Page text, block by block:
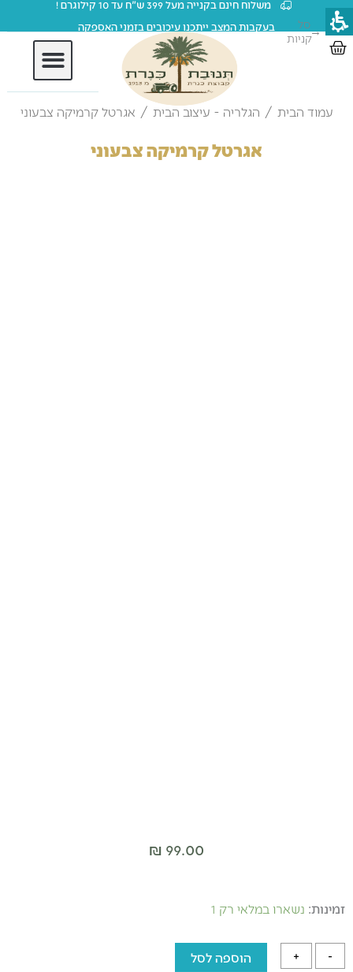
דילוג
לתוכן
משלוח חינם בקנייה מעל 399 ש"ח עד 10 קילוגרם !
בעקבות המצב ייתכנו עיכובים בזמני האספקה
עגלת
סל
→
קניות
עמוד הבית / הגלריה - עיצוב הבית / אגרטל קרמיקה צבעוני
אגרטל קרמיקה צבעוני
₪ 99.00
זמינות: נשארו במלאי רק 1
-
אגרטל
קרמיקה
צבעוני
+ הוספה לסל